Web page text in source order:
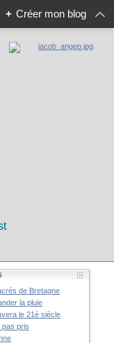
+ Créer mon blog
de Bretagne
la pluie
le 21è siècle
pas pris